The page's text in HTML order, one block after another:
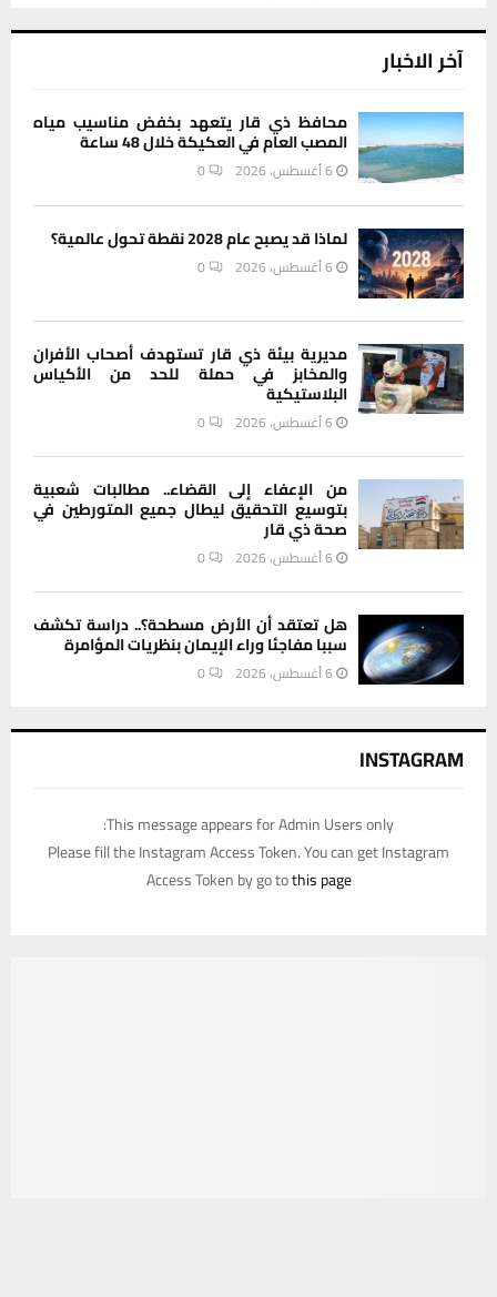
آخر الاخبار
محافظ ذي قار يتعهد بخفض مناسيب مياه
المصب العام في العكيكة خلال 48 ساعة
6 أغسطس، 2026 0
لماذا قد يصبح عام 2028 نقطة تحول عالمية؟
6 أغسطس، 2026 0
مديرية بيئة ذي قار تستهدف أصحاب الأفران
والمخابز في حملة للحد من الأكياس
البلاستيكية
6 أغسطس، 2026 0
من الإعفاء إلى القضاء.. مطالبات شعبية
بتوسيع التحقيق ليطال جميع المتورطين في
صحة ذي قار
6 أغسطس، 2026 0
هل تعتقد أن الأرض مسطحة؟.. دراسة تكشف
سببا مفاجئا وراء الإيمان بنظريات المؤامرة
6 أغسطس، 2026 0
INSTAGRAM
This message appears for Admin Users only:
Please fill the Instagram Access Token. You can get Instagram
Access Token by go tothis page